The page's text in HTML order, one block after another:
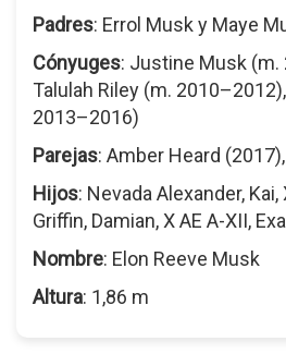
Padres: Errol Musk y Maye
Cónyuges: Justine Musk (m.
Talulah Riley (m.
2013–2016)
Parejas: Amber Heard
Hijos: Nevada Alexander, Kai,
Griffin, Damian, X AE A-XII,
Nombre: Elon Reeve Musk
Altura: 1,86 m